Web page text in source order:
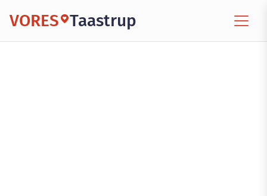
VORES Taastrup